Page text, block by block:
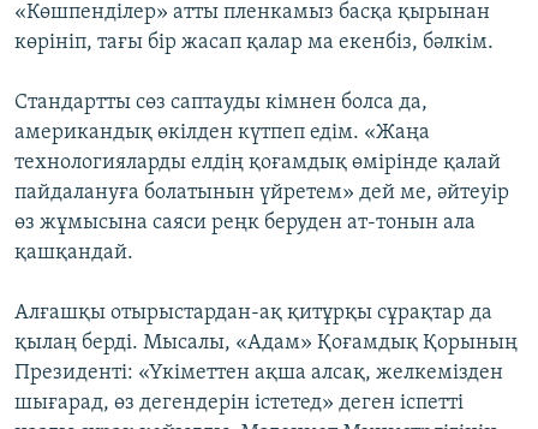
«Көшпенділер» атты пленкамыз басқа қырынан
көрініп, тағы бір жасап қалар ма екенбіз, бәлкім.
Стандартты сөз саптауды кімнен болса да,
американдық өкілден күтпеп едім. «Жаңа
технологияларды елдің қоғамдық өмірінде қалай
пайдалануға болатынын үйретем» дей ме, әйтеуір
өз жұмысына саяси реңк беруден ат-тонын ала
қашқандай.
Алғашқы отырыстардан-ақ қитұрқы сұрақтар да
қылаң берді. Мысалы, «Адам» Қоғамдық Қорының
Президенті: «Үкіметтен ақша алсақ, желкемізден
шығарад, өз дегендерін істетед» деген іспетті